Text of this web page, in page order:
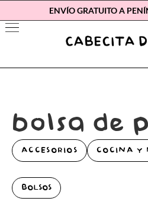
ENVÍO GRATUITO A
bolsa de
ACCESORIOS COCINA Y
BOLSOS